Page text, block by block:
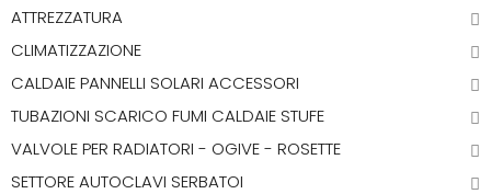
ATTREZZATURA
CLIMATIZZAZIONE
CALDAIE PANNELLI SOLARI ACCESSORI
TUBAZIONI SCARICO FUMI CALDAIE STUFE
VALVOLE PER RADIATORI - OGIVE - ROSETTE
SETTORE AUTOCLAVI SERBATOI